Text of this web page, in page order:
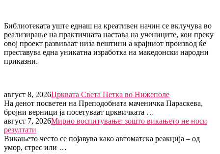
Библиотеката уште еднаш на креативен начин се вклучува во
реализирање на практичната настава на учениците, кои преку
овој проект развиваат низа вештини а крајниот производ ќе
преставува една уникатна изработка на македонски народни
приказни.
август 8, 2026Црквата Света Петка во Нижеполе
На денот посветен на Преподобната маченичка Параскева,
бројни верници ја посетуваат црквичката …
август 7, 2026Мирно воспитување: зошто викањето не носи
резултати
Викањето често се појавува како автоматска реакција – од
умор, стрес или …